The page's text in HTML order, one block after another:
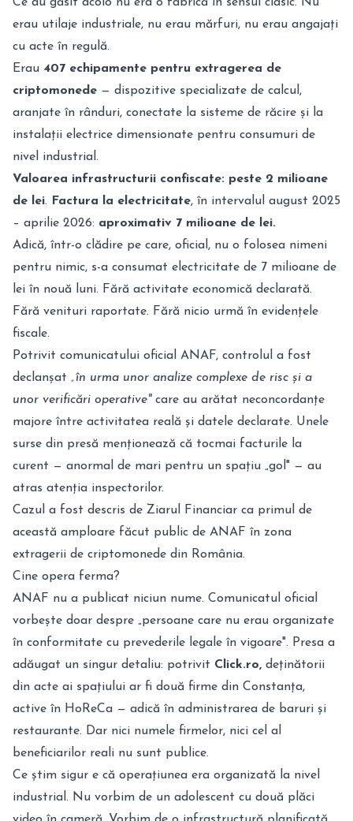
erau utilaje industriale, nu erau mărfuri, nu erau angajați
cu acte în regulă.
Erau 407 echipamente pentru extragerea de
criptomonede — dispozitive specializate de calcul,
aranjate în rânduri, conectate la sisteme de răcire și la
instalații electrice dimensionate pentru consumuri de
nivel industrial.
Valoarea infrastructurii confiscate: peste 2 milioane
de lei. Factura la electricitate, în intervalul august 2025
– aprilie 2026: aproximativ 7 milioane de lei.
Adică, într-o clădire pe care, oficial, nu o folosea nimeni
pentru nimic, s-a consumat electricitate de 7 milioane de
lei în nouă luni. Fără activitate economică declarată.
Fără venituri raportate. Fără nicio urmă în evidențele
fiscale.
Potrivit comunicatului oficial ANAF, controlul a fost
declanșat „în urma unor analize complexe de risc și a
unor verificări operative"care au arătat neconcordanțe
majore între activitatea reală și datele declarate. Unele
surse din presă menționează că tocmai facturile la
curent — anormal de mari pentru un spațiu „gol" — au
atras atenția inspectorilor.
Cazul a fost descris de Ziarul Financiar ca primul de
această amploare făcut public de ANAF în zona
extragerii de criptomonede din România.
Cine opera ferma?
ANAF nu a publicat niciun nume. Comunicatul oficial
vorbește doar despre „persoane care nu erau organizate
în conformitate cu prevederile legale în vigoare". Presa a
adăugat un singur detaliu: potrivit Click.ro, deținătorii
din acte ai spațiului ar fi două firme din Constanța,
active în HoReCa — adică în administrarea de baruri și
restaurante. Dar nici numele firmelor, nici cel al
beneficiarilor reali nu sunt publice.
Ce știm sigur e că operațiunea era organizată la nivel
industrial. Nu vorbim de un adolescent cu două plăci